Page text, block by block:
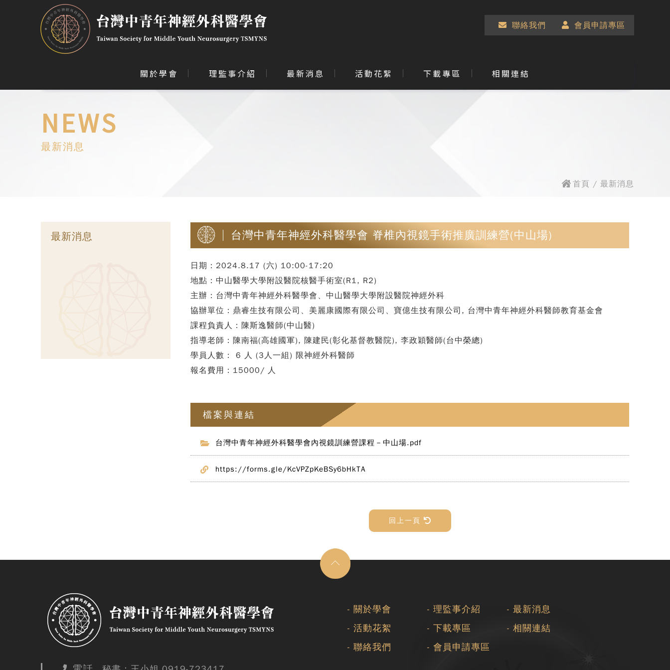
聯絡我們 會員申請專區
關於學會 理監事介紹 最新消息 活動花絮 下載專區 相關連結
NEWS
最新消息
首頁 / 最新消息
最新消息 台灣中青年神經外科醫學會 脊椎內視鏡手術推廣訓練營(中山場)
日期：2024.8.17 (六) 10:00-17:20
地點：中山醫學大學附設醫院核醫手術室(R1, R2)
主辦：台灣中青年神經外科醫學會、中山醫學大學附設醫院神經外科
協辦單位：鼎睿生技有限公司、美麗康國際有限公司、寶億生技有限公司, 台灣中青年神經外科醫師教育基金會
課程負責人：陳斯逸醫師(中山醫)
指導老師：陳南福(高雄國軍), 陳建民(彰化基督教醫院), 李政穎醫師(台中榮總)
學員人數： 6 人 (3人一組) 限神經外科醫師
報名費用：15000/ 人
檔案與連結
台灣中青年神經外科醫學會內視鏡訓練營課程－中山場.pdf
https://forms.gle/KcVPZpKeBSy6bHkTA
回上一頁
關於學會 理監事介紹
最新消息
活動花絮
下載專區
相關連結
聯絡我們
會員申請專區